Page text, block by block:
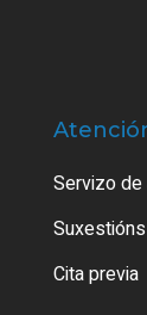
Servizo
Cita previa